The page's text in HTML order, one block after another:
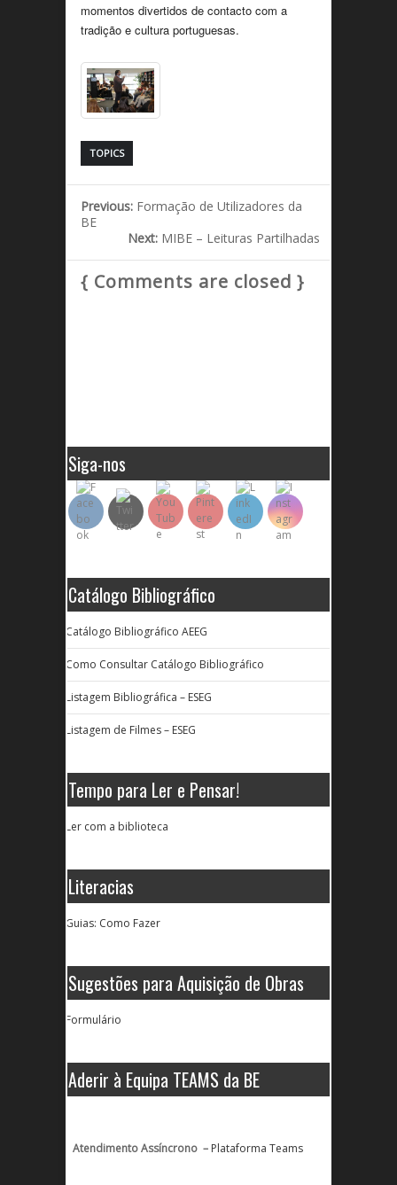
momentos divertidos de contacto com a
tradição e cultura portuguesas.
TOPICS
Previous: Formação de Utilizadores da
BE
Next: MIBE – Leituras Partilhadas
{ Comments are closed }
Siga-nos
Catálogo Bibliográfico
Catálogo Bibliográfico AEEG
Como Consultar Catálogo Bibliográfico
Listagem Bibliográfica – ESEG
Listagem de Filmes – ESEG
Tempo para Ler e Pensar!
Ler com a biblioteca
Literacias
Guias: Como Fazer
Sugestões para Aquisição de Obras
Formulário
Aderir à Equipa TEAMS da BE
Atendimento Assíncrono – Plataforma Teams